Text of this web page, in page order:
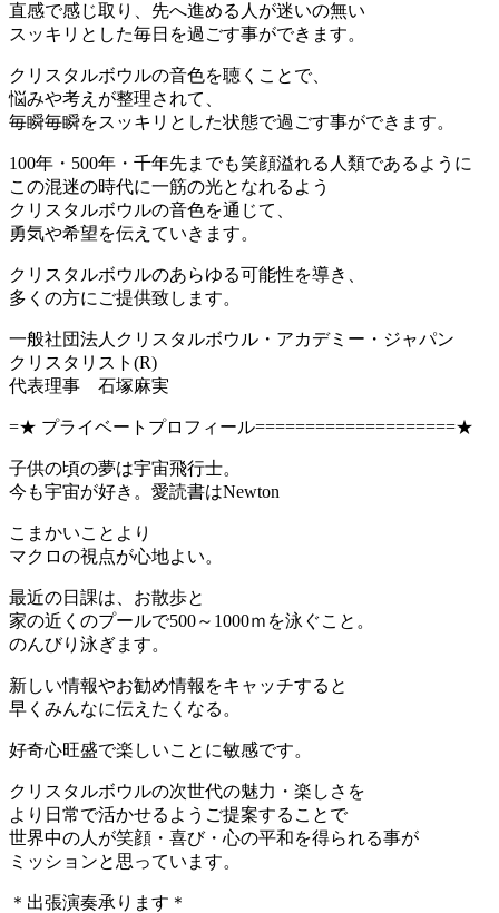
直感で感じ取り、先へ進める人が迷いの無い
スッキリとした毎日を過ごす事ができます。
クリスタルボウルの音色を聴くことで、
悩みや考えが整理されて、
毎瞬毎瞬をスッキリとした状態で過ごす事ができます。
100年・500年・千年先までも笑顔溢れる人類であるように
この混迷の時代に一筋の光となれるよう
クリスタルボウルの音色を通じて、
勇気や希望を伝えていきます。
クリスタルボウルのあらゆる可能性を導き、
多くの方にご提供致します。
一般社団法人クリスタルボウル・アカデミー・ジャパン
クリスタリスト(R)
代表理事 石塚麻実
=★ プライベートプロフィール====================★
子供の頃の夢は宇宙飛行士。
今も宇宙が好き。愛読書はNewton
こまかいことより
マクロの視点が心地よい。
最近の日課は、お散歩と
家の近くのプールで500～1000ｍを泳ぐこと。
のんびり泳ぎます。
新しい情報やお勧め情報をキャッチすると
早くみんなに伝えたくなる。
好奇心旺盛で楽しいことに敏感です。
クリスタルボウルの次世代の魅力・楽しさを
より日常で活かせるようご提案することで
世界中の人が笑顔・喜び・心の平和を得られる事が
ミッションと思っています。
＊出張演奏承ります＊